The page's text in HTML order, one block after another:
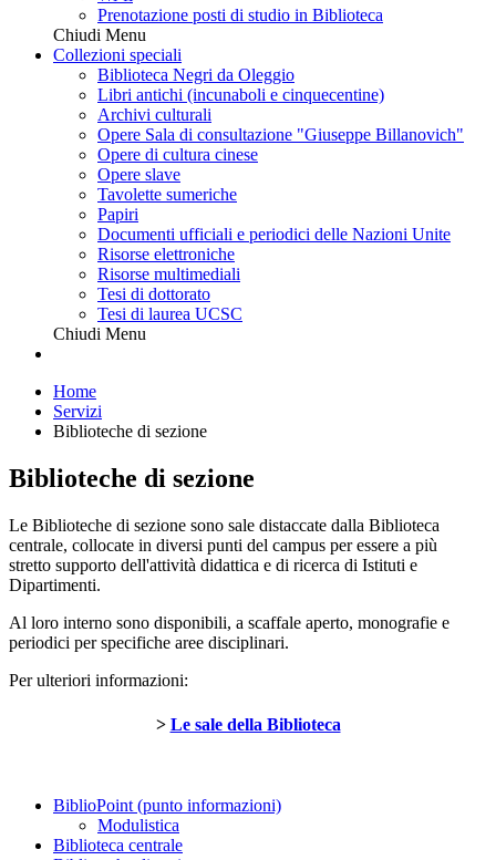
Prenotazione posti di studio in Biblioteca
Chiudi Menu
Collezioni speciali
Biblioteca Negri da Oleggio
Libri antichi (incunaboli e cinquecentine)
Archivi culturali
Opere Sala di consultazione "Giuseppe Billanovich"
Opere di cultura cinese
Opere slave
Tavolette sumeriche
Papiri
Documenti ufficiali e periodici delle Nazioni Unite
Risorse elettroniche
Risorse multimediali
Tesi di dottorato
Tesi di laurea UCSC
Chiudi Menu
Home
Servizi
Biblioteche di sezione
Biblioteche di sezione
Le Biblioteche di sezione sono sale distaccate dalla Biblioteca
centrale, collocate in diversi punti del campus per essere a più
stretto supporto dell'attività didattica e di ricerca di Istituti e
Dipartimenti.
Al loro interno sono disponibili, a scaffale aperto, monografie e
periodici per specifiche aree disciplinari.
Per ulteriori informazioni:
> Le sale della Biblioteca
BiblioPoint (punto informazioni)
Modulistica
Biblioteca centrale